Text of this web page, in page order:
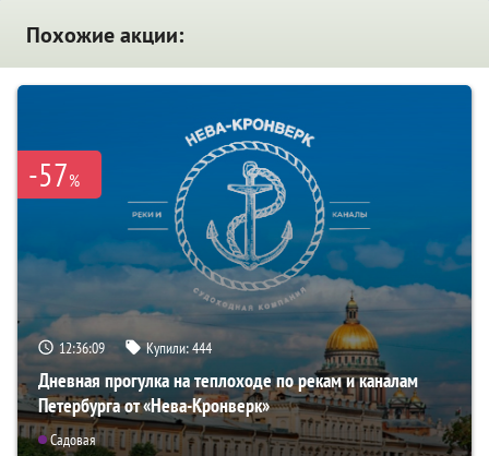
Похожие акции:
-57%
12:36:07 Купили:444
Дневная прогулка на теплоходе по рекам и каналам
Петербурга от «Нева-Кронверк»
Садовая